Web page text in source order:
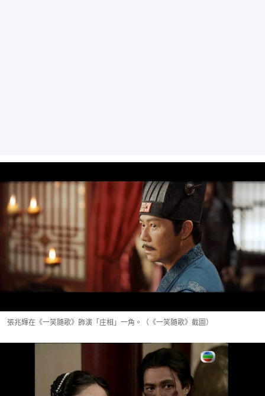
張兆輝在《一笑隨歌》飾演「庄相」一角。（《一笑隨歌》截圖）